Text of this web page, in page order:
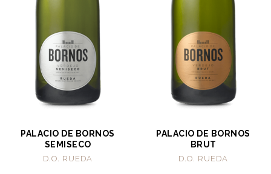
PALACIO DE BORNOS
SEMISECO
D.O. RUEDA
PALACIO DE BORNOS
BRUT
D.O. RUEDA